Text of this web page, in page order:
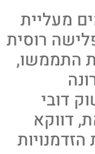
מעליית
רוסית
התממשו,
דובי
דווקא